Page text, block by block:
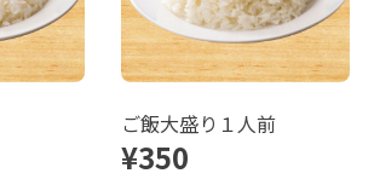
ご飯大盛り１人前
¥350